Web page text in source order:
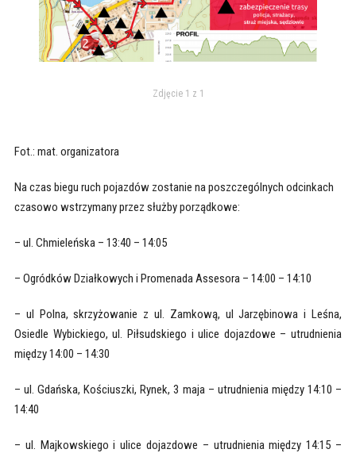
Zdjęcie 1 z 1
Fot.: mat. organizatora
Na czas biegu ruch pojazdów zostanie na poszczególnych odcinkach
czasowo wstrzymany przez służby porządkowe:
– ul. Chmieleńska – 13:40 – 14:05
– Ogródków Działkowych i Promenada Assesora – 14:00 – 14:10
– ul Polna, skrzyżowanie z ul. Zamkową, ul Jarzębinowa i Leśna,
Osiedle Wybickiego, ul. Piłsudskiego i ulice dojazdowe – utrudnienia
między 14:00 – 14:30
– ul. Gdańska, Kościuszki, Rynek, 3 maja – utrudnienia między 14:10 –
14:40
– ul. Majkowskiego i ulice dojazdowe – utrudnienia między 14:15 –